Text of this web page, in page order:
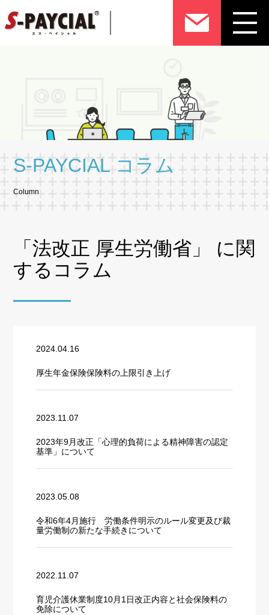
S-PAYCIAL コラム
Column
「法改正 厚生労働省」 に関
するコラム
2024.04.16
厚生年金保険保険料の上限引き上げ
2023.11.07
2023年9月改正「心理的負荷による精神障害の認定
基準」について
2023.05.08
令和6年4月施行 労働条件明示のルール変更及び裁
量労働制の新たな手続きについて
2022.11.07
育児介護休業制度10月1日改正内容と社会保険料の
免除について